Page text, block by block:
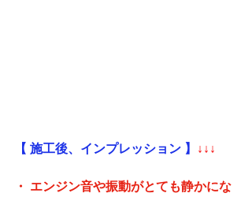
【 施工後、インプレッション 】 ↓↓↓
・ エンジン音や振動がとても静かにな